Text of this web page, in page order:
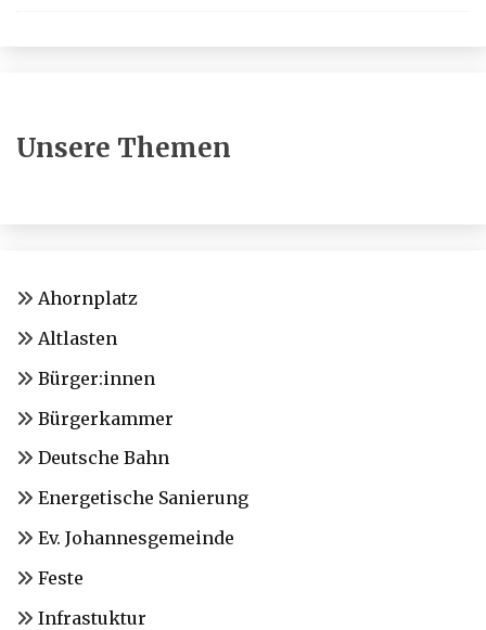
Unsere Themen
Ahornplatz
Altlasten
Bürger:innen
Bürgerkammer
Deutsche Bahn
Energetische Sanierung
Ev. Johannesgemeinde
Feste
Infrastuktur